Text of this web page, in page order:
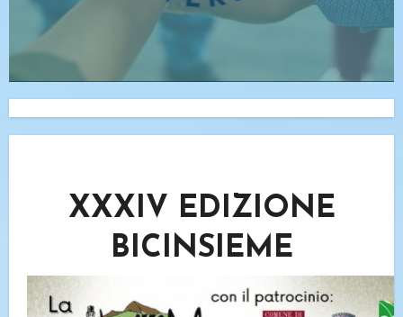
XXXIV EDIZIONE
BICINSIEME